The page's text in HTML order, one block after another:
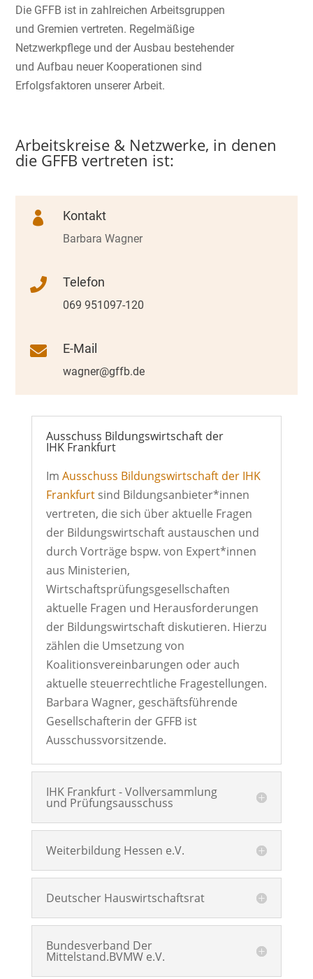
Die GFFB ist in zahlreichen Arbeitsgruppen
und Gremien vertreten. Regelmäßige
Netzwerkpflege und der Ausbau bestehender
und Aufbau neuer Kooperationen sind
Erfolgsfaktoren unserer Arbeit.
Arbeitskreise & Netzwerke, in denen
die GFFB vertreten ist:
 Kontakt
Barbara Wagner
 Telefon
069 951097-120
 E-Mail
wagner@gffb.de
Ausschuss Bildungswirtschaft der
IHK Frankfurt
Im Ausschuss Bildungswirtschaft der IHK
Frankfurtsind Bildungsanbieter*innen
vertreten, die sich über aktuelle Fragen
der Bildungswirtschaft austauschen und
durch Vorträge bspw. von Expert*innen
aus Ministerien,
Wirtschaftsprüfungsgesellschaften
aktuelle Fragen und Herausforderungen
der Bildungswirtschaft diskutieren. Hierzu
zählen die Umsetzung von
Koalitionsvereinbarungen oder auch
aktuelle steuerrechtliche Fragestellungen.
Barbara Wagner, geschäftsführende
Gesellschafterin der GFFB ist
Ausschussvorsitzende.
IHK Frankfurt - Vollversammlung
und Prüfungsausschuss
Weiterbildung Hessen e.V.
Deutscher Hauswirtschaftsrat
Bundesverband Der
Mittelstand.BVMW e.V.